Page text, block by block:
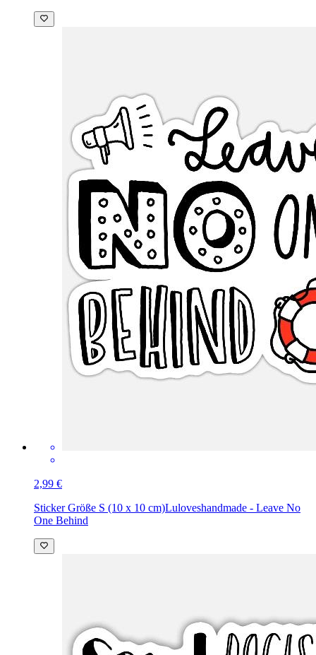
2,99 €
Sticker Größe S (10 x 10 cm)Luloveshandmade - Leave No
One Behind